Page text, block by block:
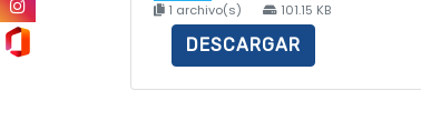
1 archivo(s) 101.15 KB
DESCARGAR